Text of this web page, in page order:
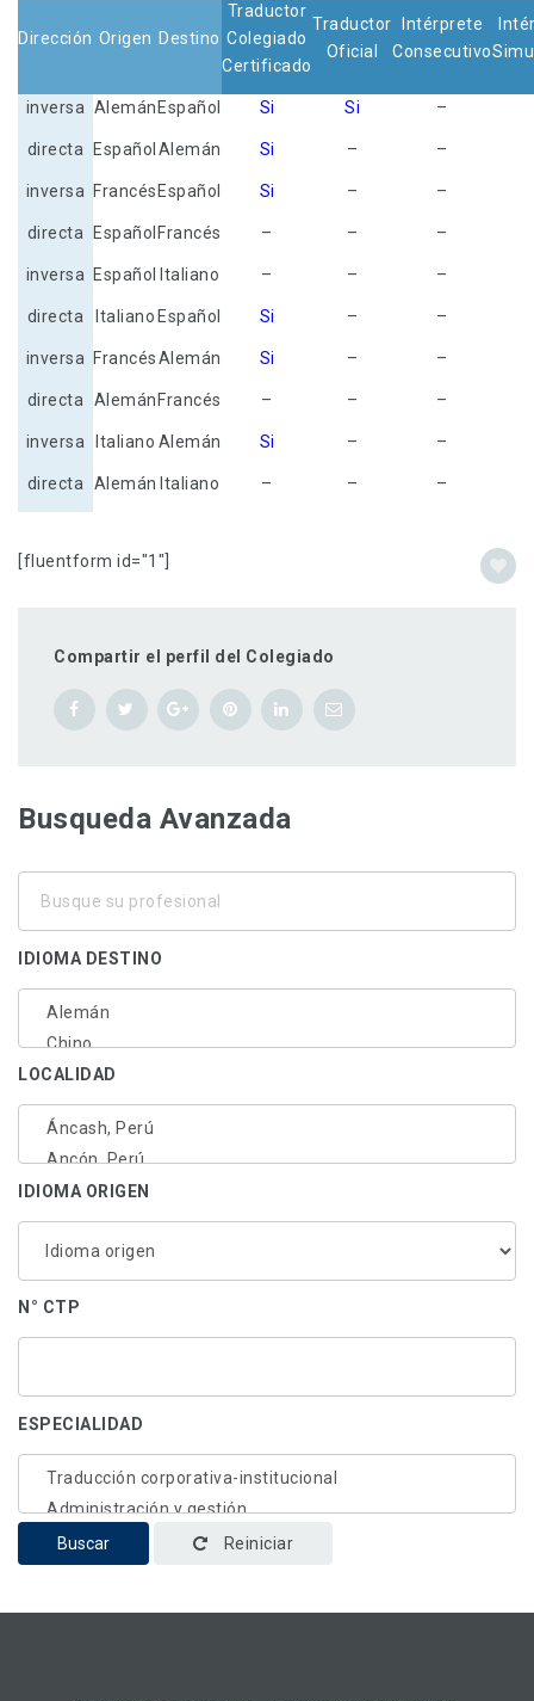
Dirección Origen Destino
Traductor
Colegiado
Certificado
Traductor
Oficial
Intérprete
Consecutivo
inversa Alemán Español Si Si –
directa Español Alemán Si – –
inversa Francés Español Si – –
directa Español Francés – – –
inversa Español Italiano – – –
directa Italiano Español Si – –
inversa FrancésAlemán Si – –
directa Alemán Francés – – –
inversa Italiano Alemán Si – –
directa Alemán Italiano – – –
[fluentform id="1"]
Compartir el perfil del Colegiado
Busqueda Avanzada
IDIOMA DESTINO
LOCALIDAD
IDIOMA ORIGEN
N° CTP
ESPECIALIDAD
Buscar Reiniciar